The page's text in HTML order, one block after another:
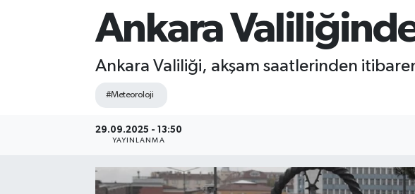
Ankara
Ankara Valiliği, akşam saatlerinden
#Meteoroloji
29.09.2025 - 13:50
YAYINLANMA